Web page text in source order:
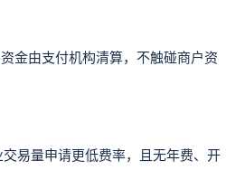
由支付机构清算，不触碰商户资
易量申请更低费率，且无年费、开